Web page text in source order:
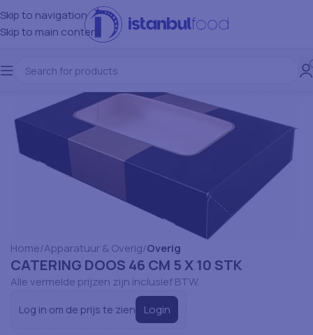
Skip to navigation
Skip to main content
Home Apparatuur & Overig Overig
CATERING DOOS 46 CM 5 X 10 STK
Alle vermelde prijzen zijn inclusief BTW.
Log in om de prijs te zien Login